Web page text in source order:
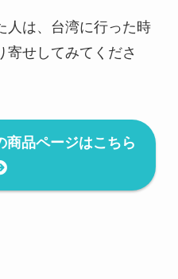
人は、台湾に行った時
寄せしてみてくださ
商品ページはこちら